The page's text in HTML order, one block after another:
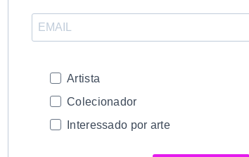
Artista
Colecionador
Interessado por arte